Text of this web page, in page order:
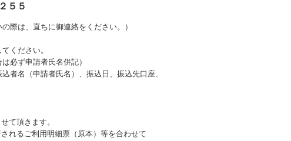
５
際は、直ちに御連絡をください。）
ください。
ず申請者氏名併記）
名（申請者氏名）、振込日、振込先口座、
て頂きます。
れるご利用明細票（原本）等を合わせて